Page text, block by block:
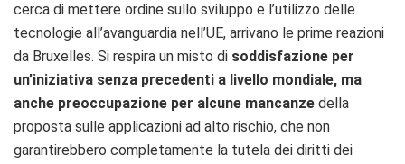
cerca di mettere ordine sullo sviluppo e l’utilizzo delle
tecnologie all’avanguardia nell’UE, arrivano le prime reazioni
da Bruxelles. Si respira un misto di soddisfazione per
un’iniziativa senza precedenti a livello mondiale, ma
anche preoccupazione per alcune mancanze della
proposta sulle applicazioni ad alto rischio, che non
garantirebbero completamente la tutela dei diritti dei